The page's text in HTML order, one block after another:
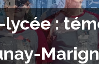
lycée :